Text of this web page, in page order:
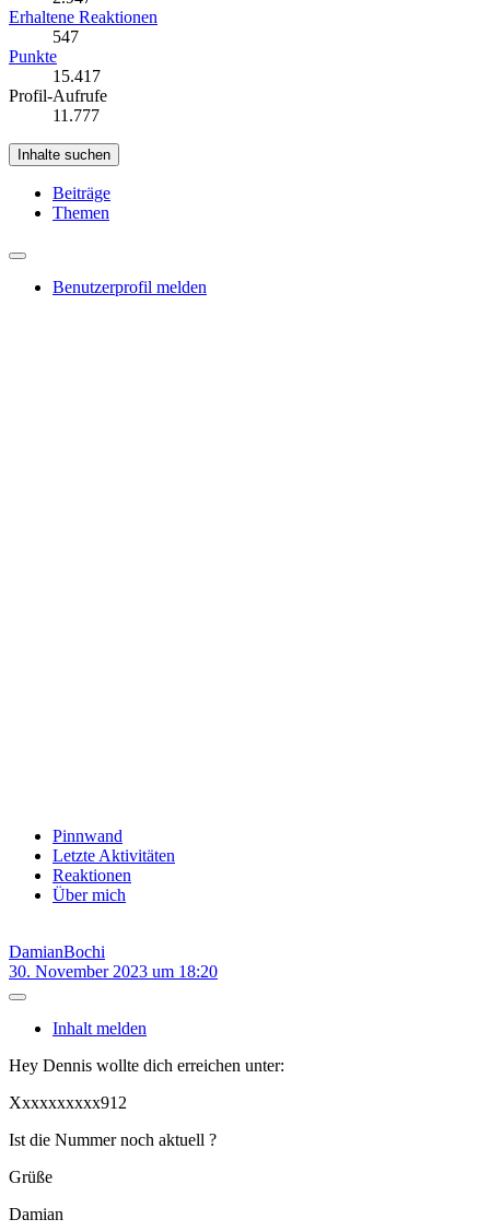
Erhaltene Reaktionen
547
Punkte
15.417
Profil-Aufrufe
11.777
Inhalte suchen
Beiträge
Themen
Benutzerprofil melden
Pinnwand
Letzte Aktivitäten
Reaktionen
Über mich
DamianBochi
30. November 2023 um 18:20
Inhalt melden
Hey Dennis wollte dich erreichen unter:
Xxxxxxxxxx912
Ist die Nummer noch aktuell ?
Grüße
Damian